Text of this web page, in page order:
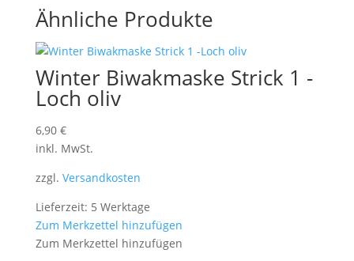
Ähnliche Produkte
Winter Biwakmaske Strick 1 -
Loch oliv
6,90 €
inkl. MwSt.
zzgl. Versandkosten
Lieferzeit: 5 Werktage
Zum Merkzettel hinzufügen
Zum Merkzettel hinzufügen